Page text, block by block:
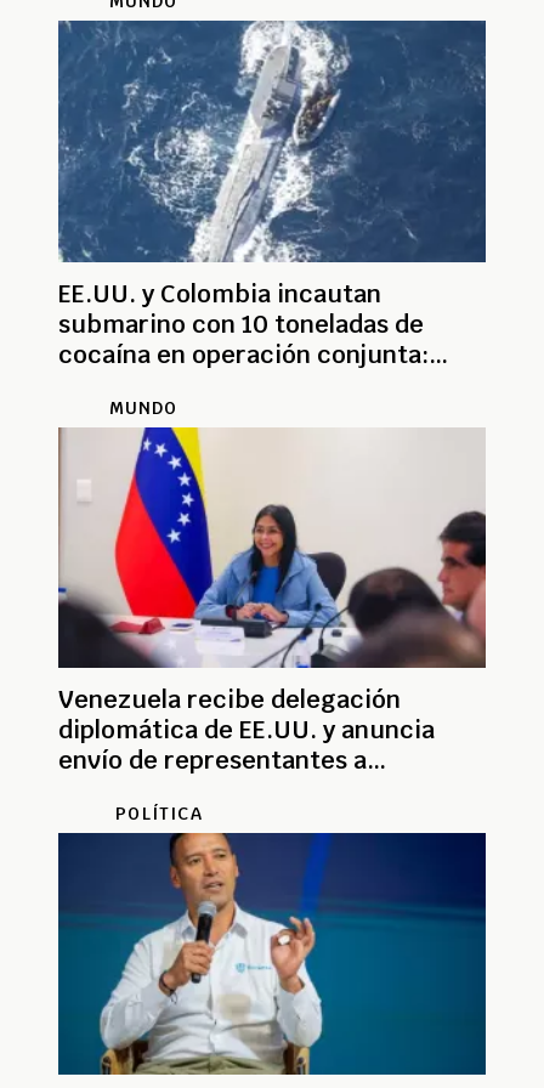
EE.UU. y Colombia incautan
submarino con 10 toneladas de
cocaína en operación conjunta:
MUNDO
Venezuela recibe delegación
diplomática de EE.UU. y anuncia
envío de representantes a
POLÍTICA